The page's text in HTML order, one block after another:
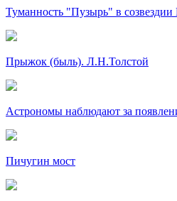
Туманность "Пузырь" в созвездии
Прыжок (быль). Л.Н.Толстой
Астрономы наблюдают за
Пичугин мост